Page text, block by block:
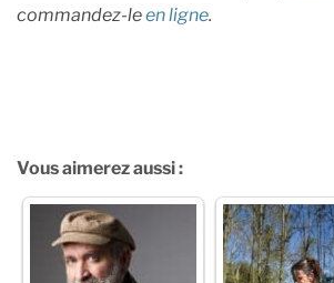
commandez-leen ligne.
Vous aimerez aussi :